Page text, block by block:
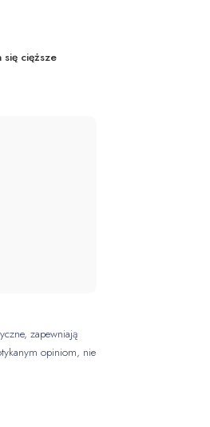
się cięższe
zapewniają
opiniom, nie